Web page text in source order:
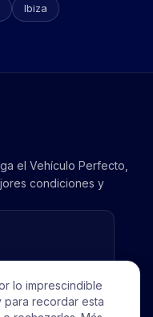
Ibiza
el Vehículo Perfecto,
condiciones y
lo imprescindible
recordar esta